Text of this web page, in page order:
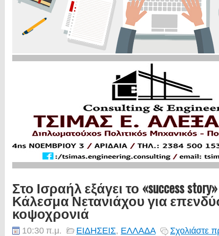
Στο Ισραήλ εξάγει το «success
Κάλεσμα Νετανιάχου για
κοψοχρονιά
10:30 π.μ. ΕΙΔΗΣΕΙΣ, ΕΛΛΑΔΑ Σχολιάστε